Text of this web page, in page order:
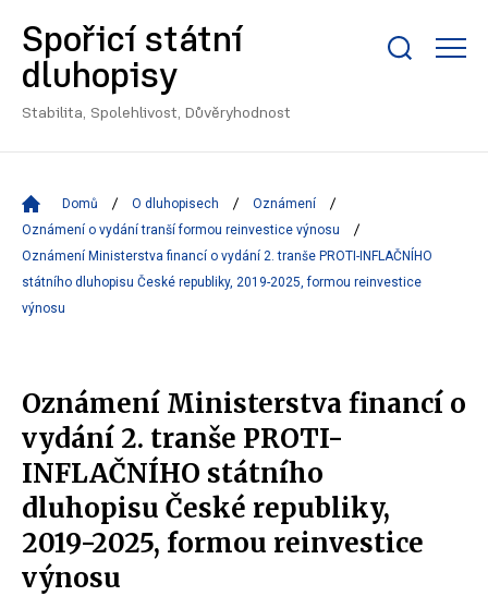
Spořicí státní
dluhopisy
Stabilita, Spolehlivost, Důvěryhodnost
Domů O dluhopisech
Oznámení
Oznámení o vydání tranší formou reinvestice výnosu
Oznámení Ministerstva financí o vydání 2. tranše PROTI-INFLAČNÍHO
státního dluhopisu České republiky, 2019-2025, formou reinvestice
výnosu
Oznámení Ministerstva financí o
vydání 2. tranše PROTI-
INFLAČNÍHO státního
dluhopisu České republiky,
2019-2025, formou reinvestice
výnosu